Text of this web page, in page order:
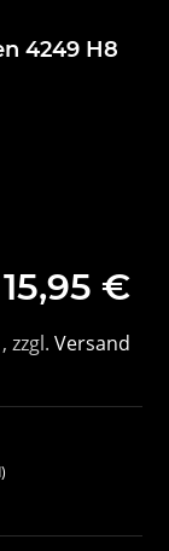
4249 H8
15,95 €
zzgl. Versand